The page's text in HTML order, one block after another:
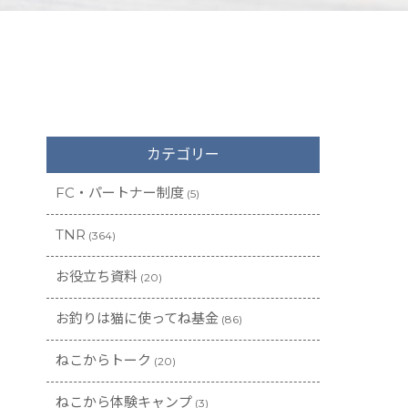
カテゴリー
FC・パートナー制度 (5)
TNR (364)
お役立ち資料 (20)
お釣りは猫に使ってね基金 (86)
ねこからトーク (20)
ねこから体験キャンプ (3)